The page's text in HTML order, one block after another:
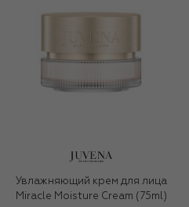
Увлажняющий крем для лица
Miracle Moisture Cream (75ml)